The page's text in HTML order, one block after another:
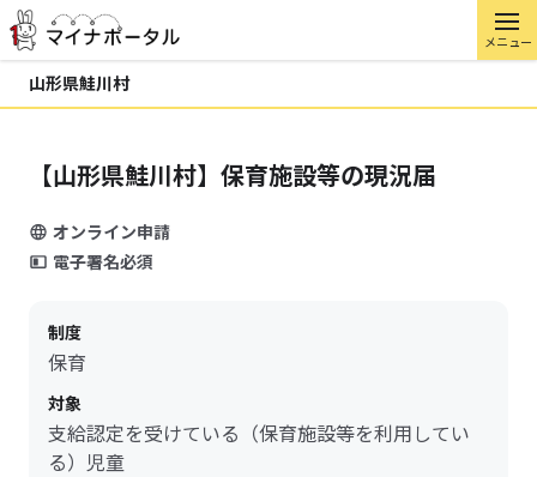
メニュー
山形県鮭川村
【山形県鮭川村】保育施設等の現況届
オンライン申請
電子署名必須
制度
保育
対象
支給認定を受けている（保育施設等を利用してい
る）児童